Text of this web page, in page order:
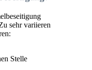
sehr variieren
Stelle